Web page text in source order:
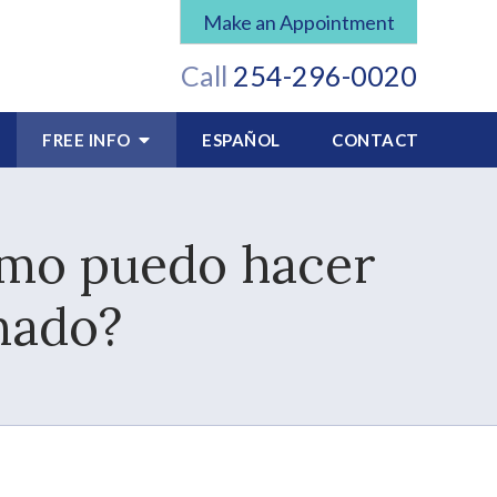
Make an Appointment
Call 254-296-0020
FREE INFO ESPAÑOL CONTACT
puedo hacer